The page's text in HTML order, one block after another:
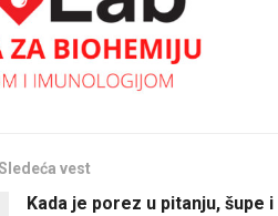
vest
Kada je porez u pitanju, šupe i